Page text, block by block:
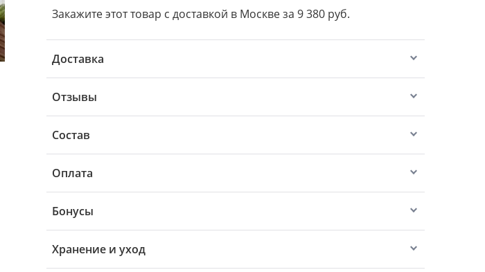
Закажите этот товар с доставкой в Москве за 9 380 руб.
Доставка
Отзывы
Состав
Оплата
Бонусы
Хранение и уход